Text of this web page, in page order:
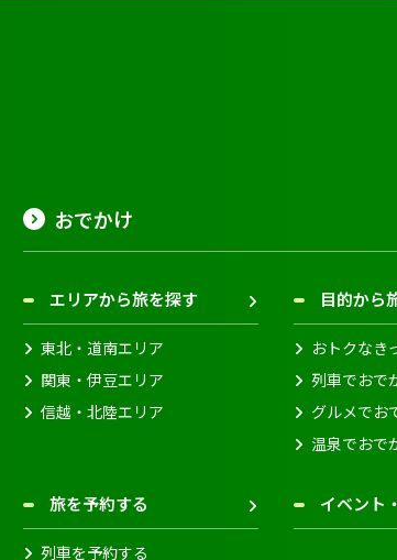
おでかけ
エリアから旅を探す
東北・道南エリア
関東・伊豆エリア
信越・北陸エリア
目的から
おトクなき
列車でおで
グルメでお
温泉でおで
旅を予約する
列車を予約する
イベント